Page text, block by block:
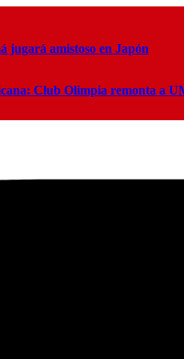
jugará amistoso en Japón
Club Olimpia remonta a